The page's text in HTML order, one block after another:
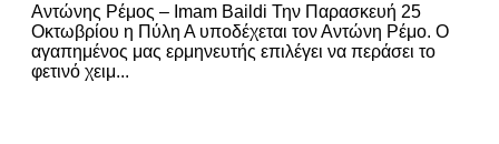
Αντώνης Ρέμος – Imam Baildi Την Παρασκευή 25
Οκτωβρίου η Πύλη Α υποδέχεται τον Αντώνη Ρέμο. Ο
αγαπημένος μας ερμηνευτής επιλέγει να περάσει το
φετινό χειμ...